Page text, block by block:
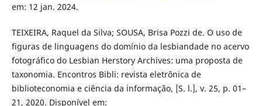
em: 12 jan. 2024.
TEIXEIRA, Raquel da Silva; SOUSA, Brisa Pozzi de. O uso de
figuras de linguagens do domínio da lesbiandade no acervo
fotográfico do Lesbian Herstory Archives: uma proposta de
taxonomia. Encontros Bibli: revista eletrônica de
biblioteconomia e ciência da informação, [S. l.], v. 25, p. 01–
21, 2020. Disponível em: